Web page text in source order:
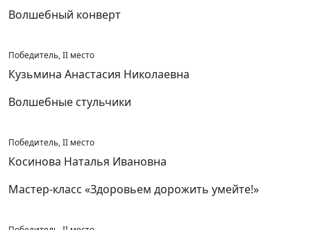
Волшебный конверт
Победитель, II место
Кузьмина Анастасия Николаевна
Волшебные стульчики
Победитель, II место
Косинова Наталья Ивановна
Мастер-класс «Здоровьем дорожить умейте!»